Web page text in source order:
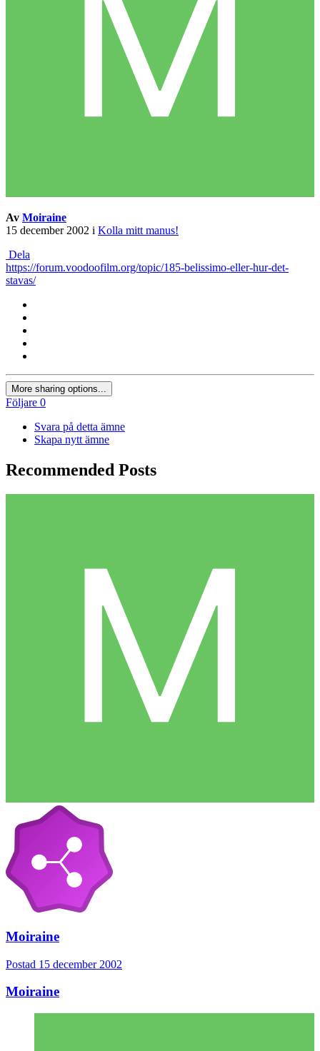
Av Moiraine
15 december 2002 i Kolla mitt manus!
Dela
https://forum.voodoofilm.org/topic/185-belissimo-eller-hur-det-
stavas/
More sharing options...
Följare 0
Svara på detta ämne
Skapa nytt ämne
Recommended Posts
Moiraine
Postad 15 december 2002
Moiraine